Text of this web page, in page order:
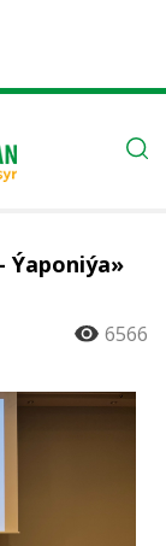
Ýaponiýa»
6566